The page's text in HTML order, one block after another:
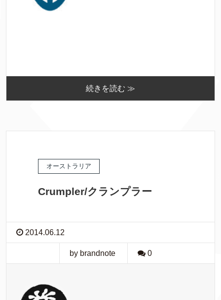
続きを読む ≫
オーストラリア
Crumpler/クランプラー
2014.06.12
by brandnote 0